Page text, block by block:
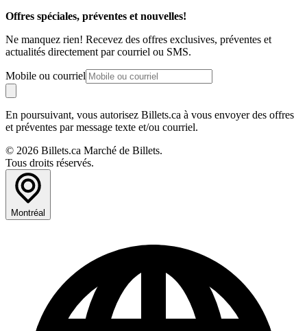
Offres spéciales, préventes et nouvelles!
Ne manquez rien! Recevez des offres exclusives, préventes et
actualités directement par courriel ou SMS.
Mobile ou courriel
En poursuivant, vous autorisez Billets.ca à vous envoyer des offres
et préventes par message texte et/ou courriel.
© 2026 Billets.ca Marché de Billets.
Tous droits réservés.
Montréal